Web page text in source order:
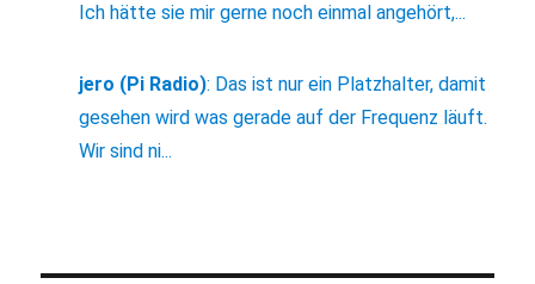
Ich hätte sie mir gerne noch einmal angehört,...
jero (Pi Radio): Das ist nur ein Platzhalter, damit
gesehen wird was gerade auf der Frequenz läuft.
Wir sind ni...